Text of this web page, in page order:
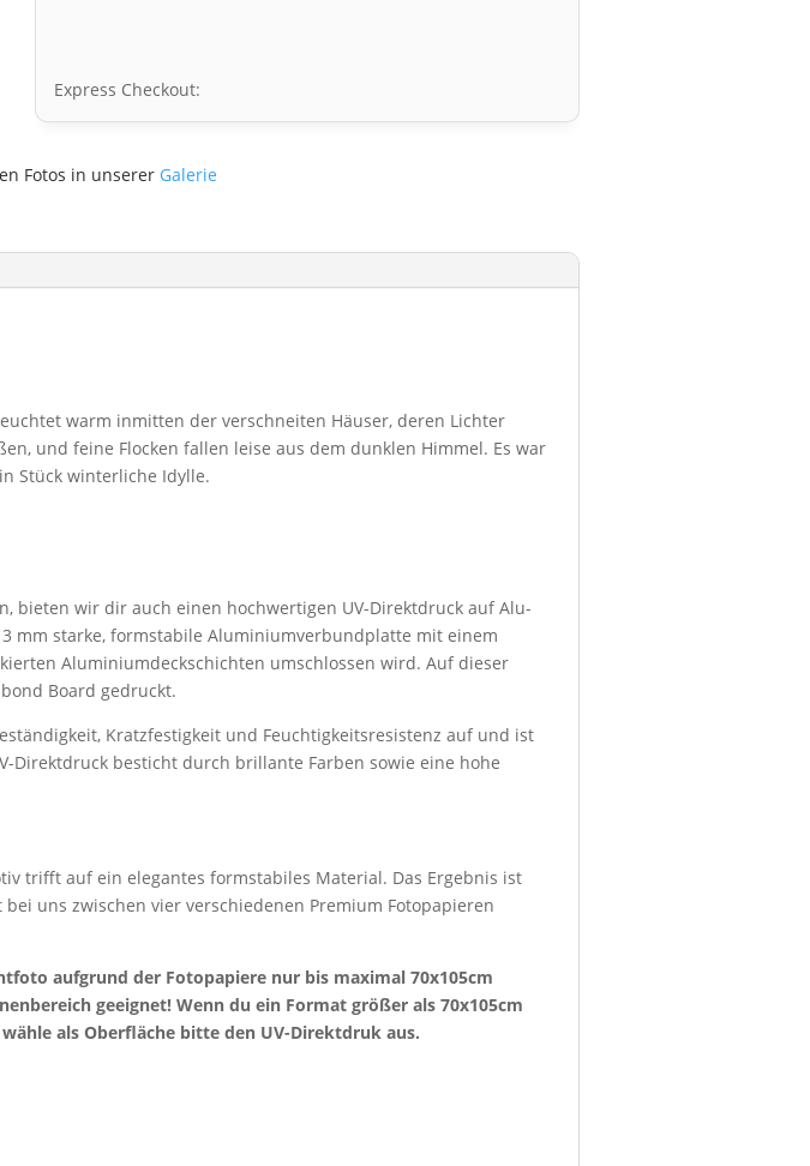
Express Checkout:
Fotos in unserer Galerie
warm inmitten der verschneiten Häuser, deren Lichter
und feine Flocken fallen leise aus dem dunklen Himmel. Es war
Stück winterliche Idylle.
bieten wir dir auch einen hochwertigen UV-Direktdruck auf Alu-
mm starke, formstabile Aluminiumverbundplatte mit einem
Aluminiumdeckschichten umschlossen wird. Auf dieser
Board gedruckt.
Kratzfestigkeit und Feuchtigkeitsresistenz auf und ist
Direktdruck besticht durch brillante Farben sowie eine hohe
trifft auf ein elegantes formstabiles Material. Das Ergebnis ist
uns zwischen vier verschiedenen Premium Fotopapieren
aufgrund der Fotopapiere nur bis maximal 70x105cm
geeignet! Wenn du ein Format größer als 70x105cm
als Oberfläche bitte den UV-Direktdruk aus.